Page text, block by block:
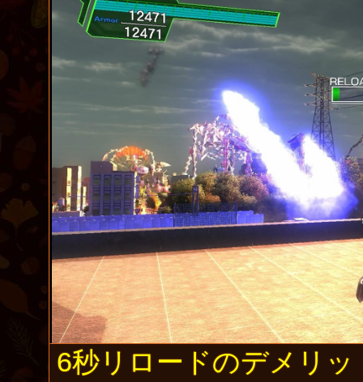
6秒リロードのデメリ